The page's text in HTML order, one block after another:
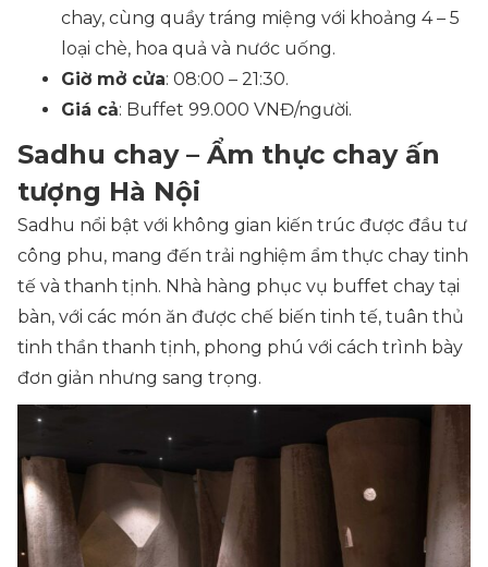
chay, cùng quầy tráng miệng với khoảng 4 – 5
loại chè, hoa quả và nước uống.
Giờ mở cửa: 08:00 – 21:30.
Giá cả: Buffet 99.000 VNĐ/người.
Sadhu chay – Ẩm thực chay ấn
tượng Hà Nội
Sadhu nổi bật với không gian kiến trúc được đầu tư
công phu, mang đến trải nghiệm ẩm thực chay tinh
tế và thanh tịnh. Nhà hàng phục vụ buffet chay tại
bàn, với các món ăn được chế biến tinh tế, tuân thủ
tinh thần thanh tịnh, phong phú với cách trình bày
đơn giản nhưng sang trọng.